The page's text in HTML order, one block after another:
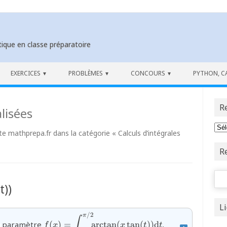
en classe préparatoire
EXERCICES PROBLÈMES CONCOURS PYTHON,
mathprepa.fr dans la catégorie « Calculs d’intégrales
paramètre
{f(x)=\displaystyle\int_{0}^{\pi/
f(x) =
π/2
arctan(xtan(t))dt.